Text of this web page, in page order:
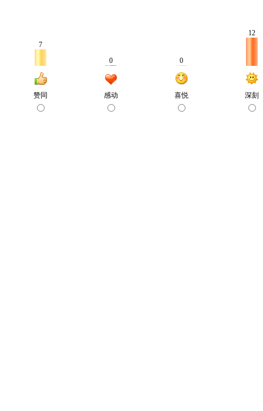
7
赞同
0
感动
0
喜悦
12
深刻